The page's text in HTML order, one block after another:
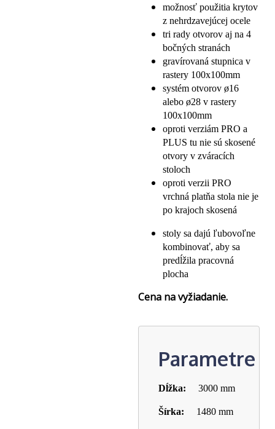
možnosť použitia krytov
z nehrdzavejúcej ocele
tri rady otvorov aj na 4
bočných stranách
gravírovaná stupnica v
rastery 100x100mm
systém otvorov ø16
alebo ø28 v rastery
100x100mm
oproti verziám PRO a
PLUS tu nie sú skosené
otvory v zváracích
stoloch
oproti verzii PRO
vrchná platňa stola nie je
po krajoch skosená
stoly sa dajú ľubovoľne
kombinovať, aby sa
predĺžila pracovná
plocha
Cena na vyžiadanie.
Parametre
Dĺžka: 3000 mm
Šírka: 1480 mm